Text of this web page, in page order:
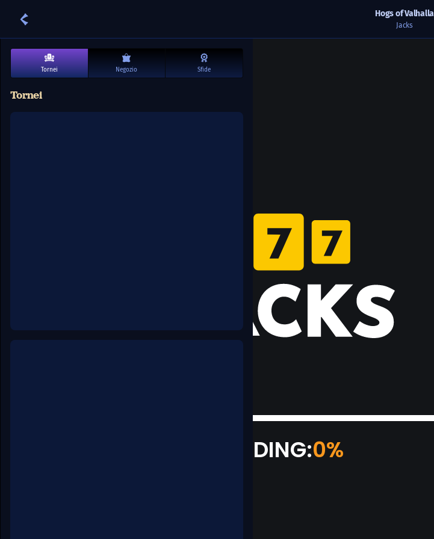
Hogs of Valhalla
Jacks
Tornei Negozio Sfide
Tornei